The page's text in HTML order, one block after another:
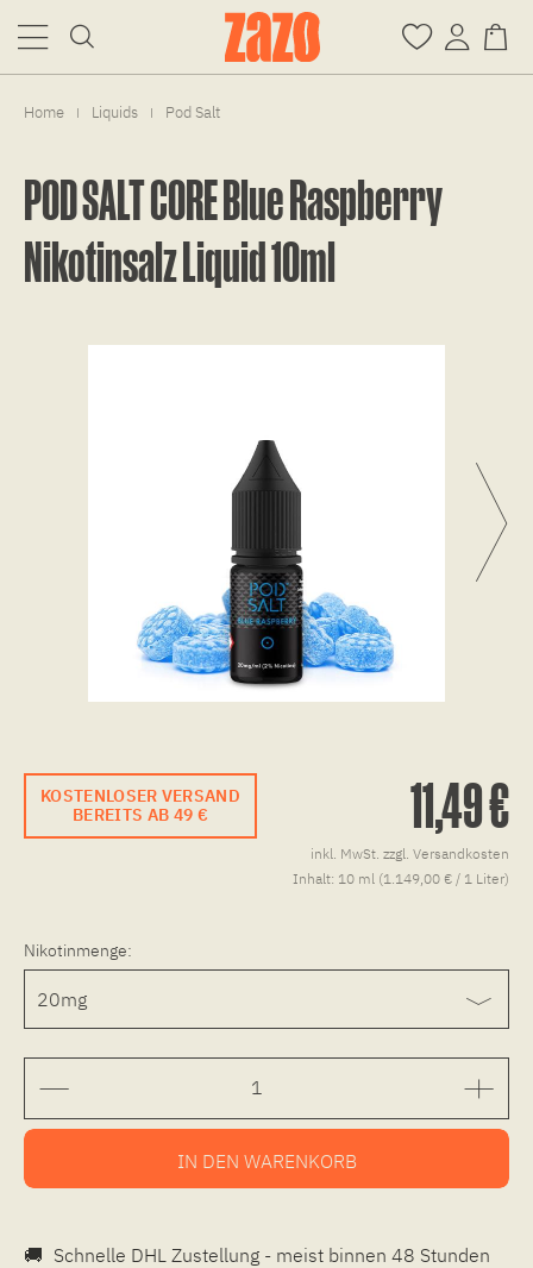
Home | Liquids | Pod Salt
POD SALT CORE Blue Raspberry
Nikotinsalz Liquid 10ml
KOSTENLOSER VERSAND
BEREITS AB 49 €
11,49 €
inkl. MwSt. zzgl. Versandkosten
Inhalt: 10 ml (1.149,00 € / 1 Liter)
Nikotinmenge:
IN DEN WARENKORB
🚚 Schnelle DHL Zustellung - meist binnen 48 Stunden